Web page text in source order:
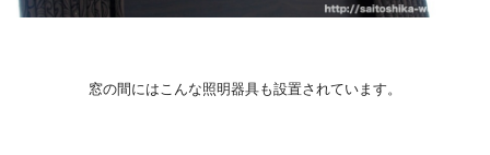
窓の間にはこんな照明器具も設置されています。